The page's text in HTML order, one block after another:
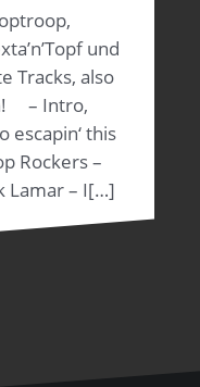
und
Tracks, also
– Intro,
escapin‘ this
Rockers –
Lamar – I[…]